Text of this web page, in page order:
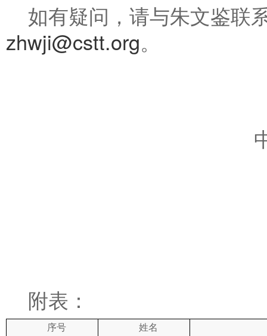
如有疑问，请与朱文鉴联
zhwji@cstt.org。
附表：
序号 姓名